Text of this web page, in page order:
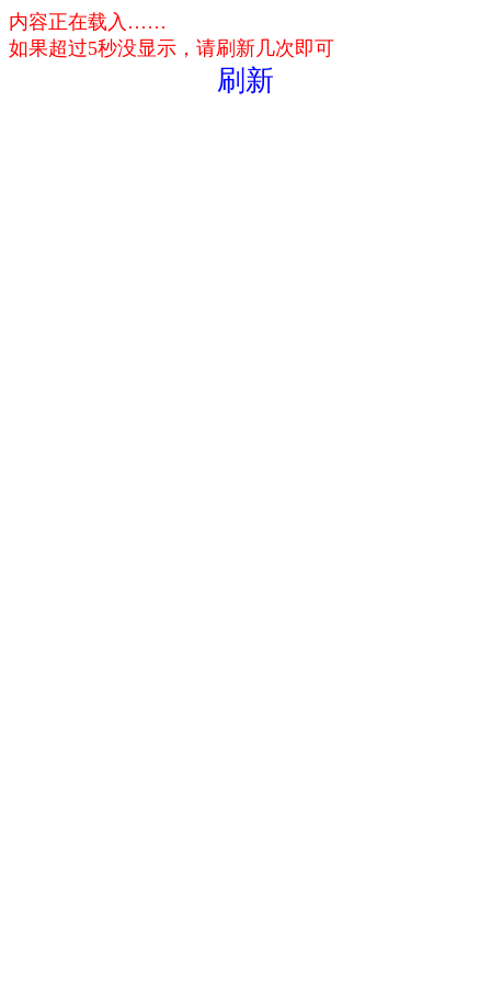
内容正在载入……
如果超过5秒没显示，请刷新几次即可
刷新